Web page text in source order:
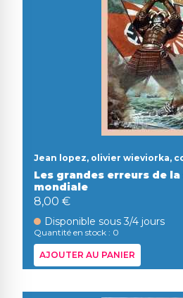
Jean lopez, olivier wieviorka,
Les grandes erreurs de
mondiale
8,00 €
Disponible sous 3/4 jours
Quantité en stock : 0
AJOUTER AU PANIER